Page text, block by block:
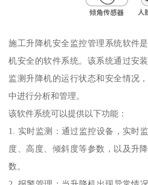
施工升降机安全监控管理系统软件
机安全的软件系统。该系统通过安
监测升降机的运行状态和安全情况
中进行分析和管理。
该软件系统可以提供以下功能：
1. 实时监测：通过监控设备，实时
度、高度、倾斜度等参数，以及升
数。